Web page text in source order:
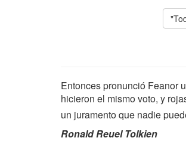
Entonces pronunció Feanor
hicieron el mismo voto, y
un juramento que nadie
Ronald Reuel Tolkien